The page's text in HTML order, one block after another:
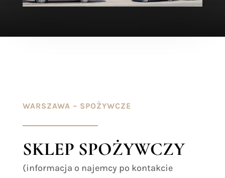
WARSZAWA – SPOŻYWCZE
SKLEP SPOŻYWCZY
(informacja o najemcy po kontakcie